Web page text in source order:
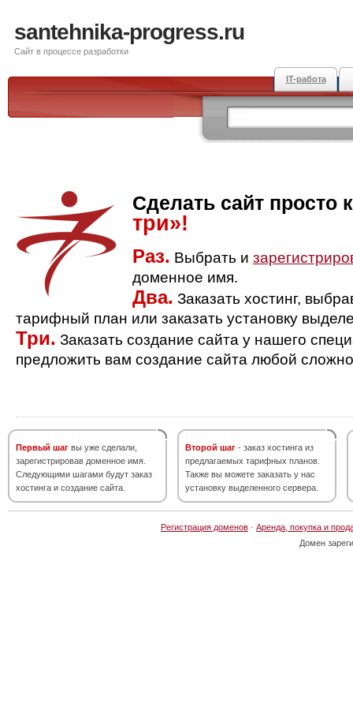
santehnika-progress.ru
Сайт в процессе разработки
IT-работа
Сделать сайт просто
три»!
Раз. Выбрать и
доменное имя.
Два. Заказать хостинг,
тарифный план или заказать установку
Три. Заказать создание сайта у нашего
предложить вам создание сайта любой
Первый шаг вы уже сделали,
зарегистрировав доменное имя.
Следующими шагами будут заказ
хостинга и создание сайта.
Второй шаг - заказ хостинга из
предлагаемых тарифных планов.
Также вы можете заказать у нас
установку выделенного сервера.
Регистрация доменов · Аренда, покупка и
Домен